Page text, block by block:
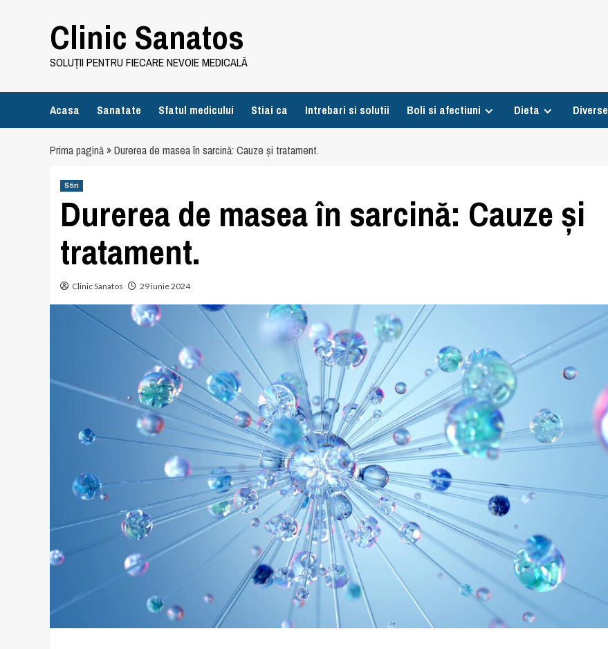
Clinic Sanatos
SOLUȚII PENTRU FIECARE NEVOIE MEDICALĂ
Acasa Sanatate Sfatul medicului Stiai ca Intrebari si solutii Boli si afectiuni Dieta Diverse
Prima pagină»Durerea de masea în sarcină: Cauze și tratament.
Stiri
Durerea de masea în sarcină: Cauze și
tratament.
Clinic Sanatos 29 iunie 2024